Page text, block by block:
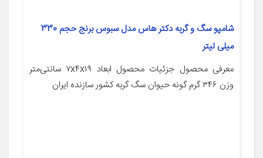
شامپو سگ و گربه دکتر هاس مدل سبوس برنج حجم 330
میلی لیتر
معرفی محصول جزئیات محصول ابعاد ۷x۴x۱۹ سانتی‌متر
وزن ۳۴۶ گرم گونه حیوان سگ گربه کشور سازنده ایران